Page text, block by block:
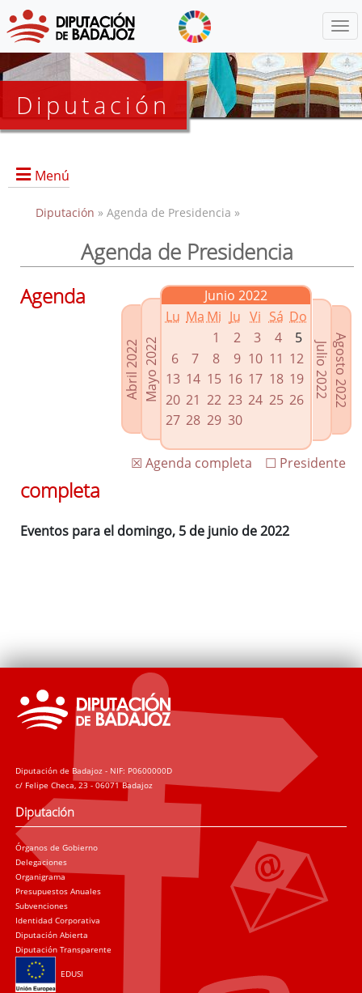
Diputación
Menú
Presidencia
Grupos Políticos
Enlaces relacionados
Agenda de Presidencia
Plenos provinciales y Juntas de gobierno
Oficina de Proyectos Europeos
Diputación » Agenda de Presidencia »
Agenda de Presidencia
Abril 2022Mayo 2022
Junio 2022
Lu Ma Mi Ju Vi Sá Do
1
2 3 4
5
6
7 8 9 10 11 12
13 14 15 16 17 18 19
20 21 22 23 24 25 26
27 28 29 30
Agosto 2022
Julio 2022
☐ Presidente
☒ Agenda completa
Agenda
completa
Eventos para el domingo, 5 de junio de 2022
Diputación de Badajoz - NIF: P0600000D
c/ Felipe Checa, 23 - 06071 Badajoz
Diputación
Órganos de Gobierno
Delegaciones
Organigrama
Presupuestos Anuales
Subvenciones
Identidad Corporativa
Diputación Abierta
Diputación Transparente
EDUSI